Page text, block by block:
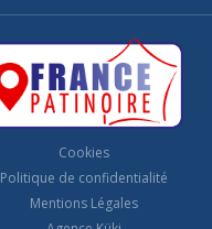
Cookies
Politique de confidentialité
Mentions Légales